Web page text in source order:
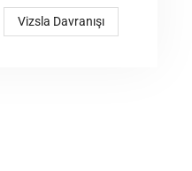
Vizsla Davranışı